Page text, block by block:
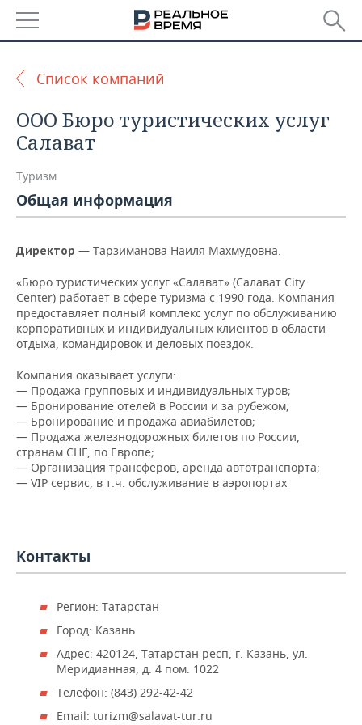
ТАТАРСТАН
УДМУРТИЯ
АНАЛИТИКА
НОВОСТИ АНАЛИТИКИ
ДЕКЛАРАЦИИ О ДОХОДАХ
КОРОЛИ ГОСЗАКАЗА ПФО
ВУЗЫ ТАТАРСТАНА
КОМУ ПРИНАДЛЕЖАТ
ТОРГОВЫЕ ЦЕНТРЫ
ТАТАРСТАНА
ЭКОНОМИКА
НОВОСТИ ЭКОНОМИКИ
ФИНАНСЫ
БАНКИ
БЮДЖЕТ
ПРОМЫШЛЕННОСТЬ
НОВОСТИ
ПРОМЫШЛЕННОСТИ
АГРОПРОМ
МАШИНОСТРОЕНИЕ
НЕФТЕХИМИЯ
НЕФТЬ
ОПК
ЭНЕРГЕТИКА
НЕДВИЖИМОСТЬ
НОВОСТИ НЕДВИЖИМОСТИ
АВТО
НОВОСТИ АВТО
БИЗНЕС
НОВОСТИ БИЗНЕСА
РОЗНИЧНАЯ ТОРГОВЛЯ
ТРАНСПОРТ
УСЛУГИ
НОВОСТИ ТЕХНОЛОГИЙ
IT
МЕДИА
МЕРОПРИЯТИЯ
НОВОСТИ МЕРОПРИЯТИЙ
ВЫЕЗДНАЯ РЕДАКЦИЯ
ОТКРЫТАЯ ЛЕКЦИЯ
СПОРТ
НОВОСТИ СПОРТА
БАСКЕТБОЛ
ВОЛЕЙБОЛ
КИБЕРСПОРТ
ФИГУРНОЕ КАТАНИЕ
ОБЩЕСТВО
ИНФРАСТРУКТУРА
ИСТОРИЯ
КУЛЬТУРА
МЕДИЦИНА
СПИСОК ПЕРСОН
СПИСОК КОМПАНИЙ
Список компаний
ООО Бюро туристических услуг
Салават
Туризм
Общая информация
Директор — Тарзиманова Наиля Махмудовна.
«Бюро туристических услуг «Салават» (Салават City
Center) работает в сфере туризма с 1990 года. Компания
предоставляет полный комплекс услуг по обслуживанию
корпоративных и индивидуальных клиентов в области
отдыха, командировок и деловых поездок.
Компания оказывает услуги:
— Продажа групповых и индивидуальных туров;
— Бронирование отелей в России и за рубежом;
— Бронирование и продажа авиабилетов;
— Продажа железнодорожных билетов по России,
странам СНГ, по Европе;
— Организация трансферов, аренда автотранспорта;
— VIP сервис, в т.ч. обслуживание в аэропортах
Контакты
Регион: Татарстан
Город: Казань
Адрес: 420124, Татарстан респ, г. Казань, ул.
Меридианная, д. 4 пом. 1022
Телефон: (843) 292-42-42
Email: turizm@salavat-tur.ru